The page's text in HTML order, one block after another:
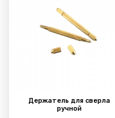
Держатель для сверла
ручной